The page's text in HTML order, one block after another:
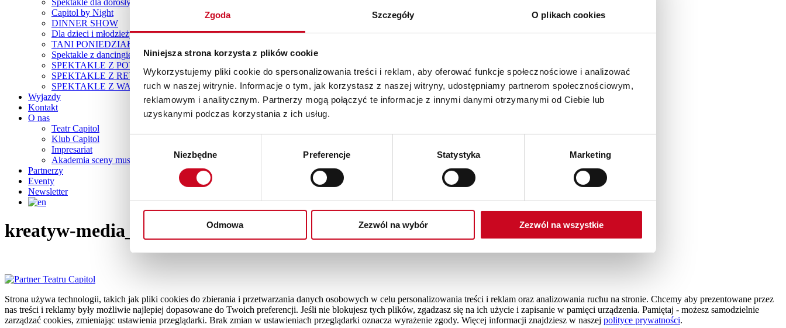
Zgoda Szczegóły O plikach cookies
Niniejsza strona korzysta z plików cookie
Wykorzystujemy pliki cookie do spersonalizowania treści i reklam, aby oferować funkcje społecznościowe i analizować
ruch w naszej witrynie. Informacje o tym, jak korzystasz z naszej witryny, udostępniamy partnerom społecznościowym,
reklamowym i analitycznym. Partnerzy mogą połączyć te informacje z innymi danymi otrzymanymi od Ciebie lub
uzyskanymi podczas korzystania z ich usług.
Niezbędne Preferencje Statystyka Marketing
Odmowa Zezwól na wybór Zezwól na wszystkie
Spektakle dla dorosłych
Capitol by Night
DINNER SHOW
Dla dzieci i młodzieży
TANI PONIEDZIAŁEK
Spektakle z dancingiem
SPEKTAKLE Z POTAŃCÓWKĄ
SPEKTAKLE Z RETRO IMPREZKĄ
SPEKTAKLE Z WAKACYJNĄ POTAŃCÓWKĄ
Wyjazdy
Kontakt
O nas
Teatr Capitol
Klub Capitol
Impresariat
Akademia sceny musicalowej
Partnerzy
Eventy
Newsletter
kreatyw-media_022
Strona używa technologii, takich jak pliki cookies do zbierania i przetwarzania danych osobowych w celu personalizowania treści i reklam oraz analizowania ruchu na stronie. Chcemy aby prezentowane przez
nas treści i reklamy były możliwie najlepiej dopasowane do Twoich preferencji. Jeśli nie blokujesz tych plików, zgadzasz się na ich użycie i zapisanie w pamięci urządzenia. Pamiętaj - możesz samodzielnie
zarządzać cookies, zmieniając ustawienia przeglądarki. Brak zmian w ustawieniach przeglądarki oznacza wyrażenie zgody. Więcej informacji znajdziesz w naszej polityce prywatności.